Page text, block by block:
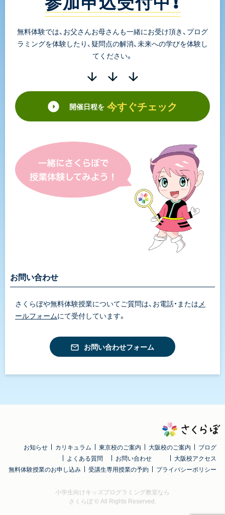
無料体験では、お父さんお母さんも一緒にお受け頂き、プログ
ラミングを体験したり、疑問点の解消、未来への学びを体験し
てください。
開催日程を 今すぐチェック
お問い合わせ
さくらぼや無料体験授業についてご質問は、お電話・または メ
ールフォームにて受付しています。
お問い合わせフォーム
お知らせ カリキュラム 東京校のご案内 大阪校のご案内
ブログ
よくある質問
お問い合わせ
大阪校アクセス
無料体験授業のお申し込み
受講生専用授業の予約 プライバシーポリシー
小学生向けキッズプログラミング教室なら
さくらぼ© All Rights Reserved.